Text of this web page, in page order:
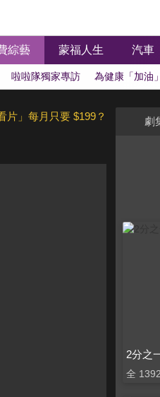
綜藝 蒙福人生 汽車
啦啦隊獨家專訪 為健康「加油」
片」每月只要 $199？ 劇
2分之
全